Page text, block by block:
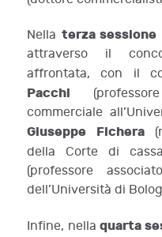
Nella terza sessione
attraverso il
affrontata, con il
Pacchi
commerciale
Giuseppe Fichera
della Corte di
(professore
dell’Università di
Infine, nellaquarta